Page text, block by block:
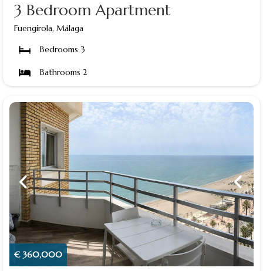
3 Bedroom Apartment
Fuengirola, Málaga
Bedrooms 3
Bathrooms 2
€ 360,000